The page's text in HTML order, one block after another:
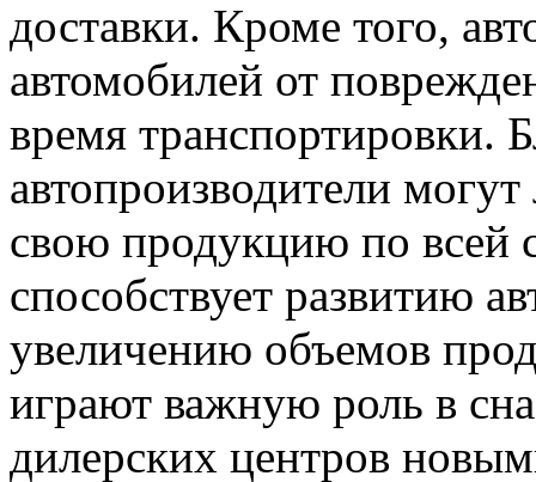
доставки. Кроме того,
автомобилей от
время транспортировки.
автопроизводители
свою продукцию по всей
способствует развитию
увеличению объемов
играют важную роль в
дилерских центров